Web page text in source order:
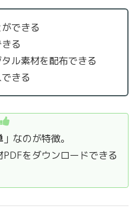
できる
る
ル素材を配布できる
きる
」なのが特徴。
をダウンロードできる